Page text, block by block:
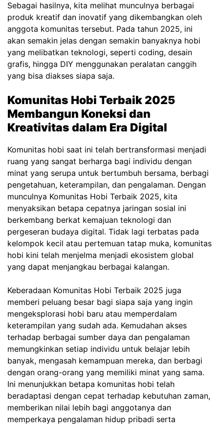
Sebagai hasilnya, kita melihat munculnya berbagai
produk kreatif dan inovatif yang dikembangkan oleh
anggota komunitas tersebut. Pada tahun 2025, ini
akan semakin jelas dengan semakin banyaknya hobi
yang melibatkan teknologi, seperti coding, desain
grafis, hingga DIY menggunakan peralatan canggih
yang bisa diakses siapa saja.
Komunitas Hobi Terbaik 2025
Membangun Koneksi dan
Kreativitas dalam Era Digital
Komunitas hobi saat ini telah bertransformasi menjadi
ruang yang sangat berharga bagi individu dengan
minat yang serupa untuk bertumbuh bersama, berbagi
pengetahuan, keterampilan, dan pengalaman. Dengan
munculnya Komunitas Hobi Terbaik 2025, kita
menyaksikan betapa cepatnya jaringan sosial ini
berkembang berkat kemajuan teknologi dan
pergeseran budaya digital. Tidak lagi terbatas pada
kelompok kecil atau pertemuan tatap muka, komunitas
hobi kini telah menjelma menjadi ekosistem global
yang dapat menjangkau berbagai kalangan.
Keberadaan Komunitas Hobi Terbaik 2025 juga
memberi peluang besar bagi siapa saja yang ingin
mengeksplorasi hobi baru atau memperdalam
keterampilan yang sudah ada. Kemudahan akses
terhadap berbagai sumber daya dan pengalaman
memungkinkan setiap individu untuk belajar lebih
banyak, mengasah kemampuan mereka, dan berbagi
dengan orang-orang yang memiliki minat yang sama.
Ini menunjukkan betapa komunitas hobi telah
beradaptasi dengan cepat terhadap kebutuhan zaman,
memberikan nilai lebih bagi anggotanya dan
memperkaya pengalaman hidup pribadi serta